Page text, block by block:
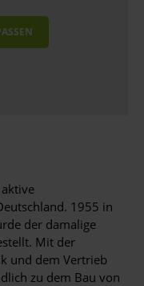
1955 in
der damalige
Mit der
und dem Vertrieb
zu dem Bau von